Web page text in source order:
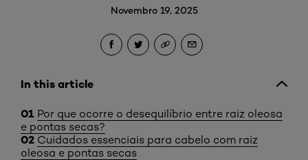
Novembro 19, 2025
In this article
Por que ocorre o desequilíbrio entre raiz oleosa
e pontas secas?
Cuidados essenciais para cabelo com raiz
oleosa e pontas secas